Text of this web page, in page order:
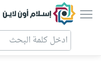
إسلام أون لاين